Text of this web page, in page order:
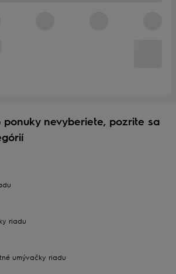
nevyberiete, pozrite sa
riadu
umývačky riadu